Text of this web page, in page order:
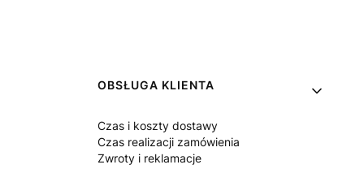
Linki w stopce
OBSŁUGA KLIENTA
Czas i koszty dostawy
Czas realizacji zamówienia
Zwroty i reklamacje